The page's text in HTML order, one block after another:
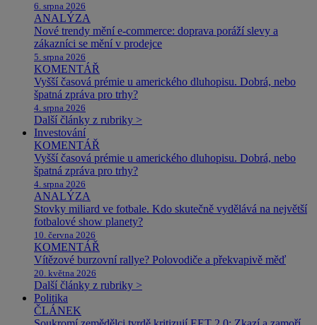
6. srpna 2026
ANALÝZA
Nové trendy mění e-commerce: doprava poráží slevy a
zákazníci se mění v prodejce
5. srpna 2026
KOMENTÁŘ
Vyšší časová prémie u amerického dluhopisu. Dobrá, nebo
špatná zpráva pro trhy?
4. srpna 2026
Další články z rubriky >
Investování
KOMENTÁŘ
Vyšší časová prémie u amerického dluhopisu. Dobrá, nebo
špatná zpráva pro trhy?
4. srpna 2026
ANALÝZA
Stovky miliard ve fotbale. Kdo skutečně vydělává na největší
fotbalové show planety?
10. června 2026
KOMENTÁŘ
Vítězové burzovní rallye? Polovodiče a překvapivě měď
20. května 2026
Další články z rubriky >
Politika
ČLÁNEK